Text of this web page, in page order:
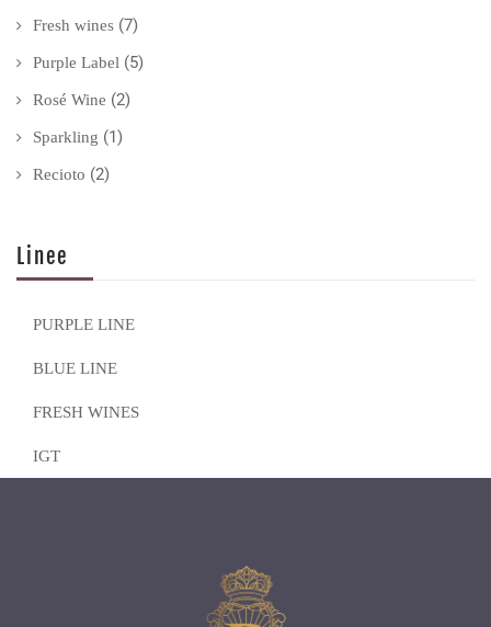
Fresh wines (7)
Purple Label (5)
Rosé Wine (2)
Sparkling (1)
Recioto (2)
Linee
PURPLE LINE
BLUE LINE
FRESH WINES
IGT